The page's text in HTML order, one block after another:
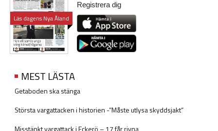
Läs dagens Nya Åland
Registrera dig
MEST LÄSTA
Getaboden ska stänga
Största vargattacken i historien -”Måste utlysa skyddsjakt”
Misstänkt vargattack i Eckerö – 17 får rivna